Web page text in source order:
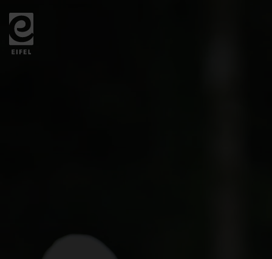
Zurück
zur
Startseite